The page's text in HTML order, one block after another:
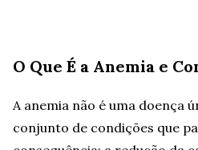
O Que É a Anemia e
A anemia não é uma doença
conjunto de condições que